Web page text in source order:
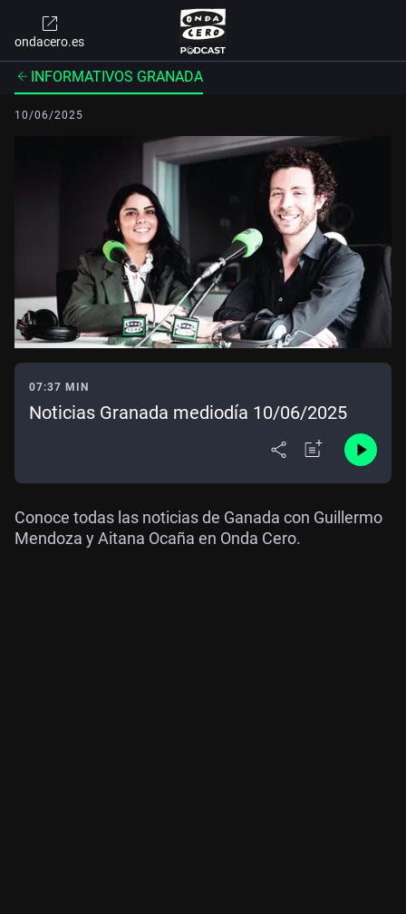
ondacero.es
INFORMATIVOS GRANADA
10/06/2025
07:37 MIN
Noticias Granada mediodía 10/06/2025
Conoce todas las noticias de Ganada con Guillermo
Mendoza y Aitana Ocaña en Onda Cero.